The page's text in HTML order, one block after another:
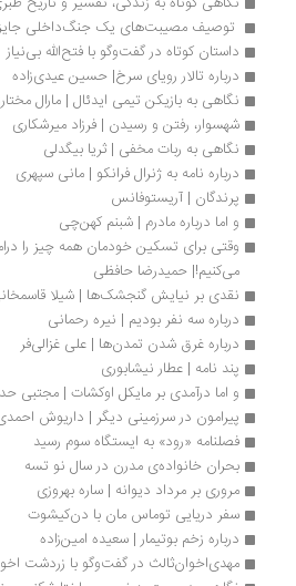
توصیف مصیبت‌های یک جنگ‌داخلی جایزه برد
داستان کوتاه در گفت‌وگو با فتح‌الله بی‌نیاز
درباره تالار رویای سرخ| حسین عیدی‌زاده
نگاهی به بازیکن تیمی ایدئال | مارال مختارزاده
شهسوار، رفتن و رسیدن | فرزاد میرشکاری
نگاهی به ربات مخفی | ثریا بیگدلی
درباره نامه به ژنرال فرانکو | مانی سپهری
پرندگان | آریستوفانس
و اما درباره مادرم | شبنم کهن‌چی
وقتی برای تسکین خودمان همه چیز را دراماتیک
می‌کنیم!| حمیدرضا حافظی
نقدی بر نیایش گنجشک‌ها | شیلا قاسمخانی
درباره سه نفر بودیم | نیره رحمانی
درباره غرق شدن تمدن‌ها | علی غزالی‌فر
پند نامه | عطار نیشابوری
و اما درآمدی بر مایکل اوکشات | مجتبی حدیدی
پیرامون در سرزمینی دیگر | داریوش احمدی
فصلنامه «رود» به ایستگاه سوم رسید
بحران خانواده‌ی مدرن در سال نو تسه
مروری بر مرداد دیوانه | ساره بهروزی
سفر دریایی توماس مان با دن‌کیشوت
درباره زخم بوتیمار | سعیده امین‌زاده
مهدی‌اخوان‌ثالث در گفت‌وگو با زردشت اخوان‌ثالث